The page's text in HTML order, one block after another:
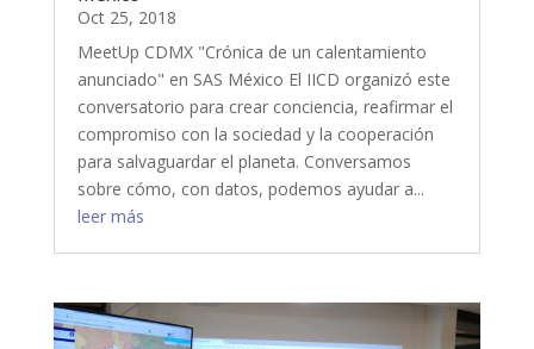
Oct 25, 2018
MeetUp CDMX "Crónica de un calentamiento
anunciado" en SAS México El IICD organizó este
conversatorio para crear conciencia, reafirmar el
compromiso con la sociedad y la cooperación
para salvaguardar el planeta. Conversamos
sobre cómo, con datos, podemos ayudar a...
leer más